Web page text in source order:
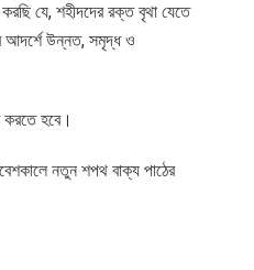
যে, শহীদদের রক্ত বৃথা যেতে
আদর্শে উন্নত, সমৃদ্ধ ও
করতে হবে।
নতুন শপথ বাক্য পাঠের